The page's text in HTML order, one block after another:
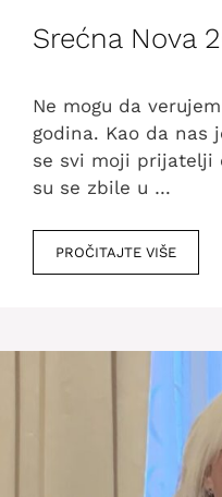
Srećna Nova
Ne mogu da
godina. Kao da nas
se svi moji prijatelji
su se zbile u …
PROČITAJTE VIŠE